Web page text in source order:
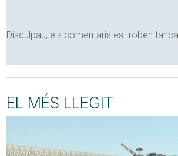
Disculpau, els comentaris es troben
EL MÉS LLEGIT